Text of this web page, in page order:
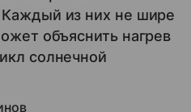
из них не шире
объяснить нагрев
солнечной